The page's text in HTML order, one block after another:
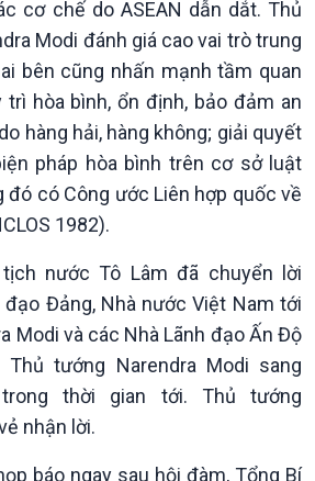
E-Magazine
cơ chế do ASEAN dẫn dắt. Thủ
Modi đánh giá cao vai trò trung
bên cũng nhấn mạnh tầm quan
hòa bình, ổn định, bảo đảm an
hàng hải, hàng không; giải quyết
pháp hòa bình trên cơ sở luật
đó có Công ước Liên hợp quốc về
1982).
nước Tô Lâm đã chuyển lời
Đảng, Nhà nước Việt Nam tới
Modi và các Nhà Lãnh đạo Ấn Độ
tướng Narendra Modi sang
thời gian tới. Thủ tướng
nhận lời.
báo ngay sau hội đàm, Tổng Bí